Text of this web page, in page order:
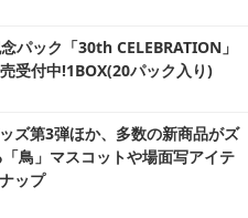
パック「30th CELEBRATION」
受付中!1BOX(20パック入り)
ズ第3弾ほか、多数の新商品がズ
鳥」マスコットや場面写アイテ
ップ